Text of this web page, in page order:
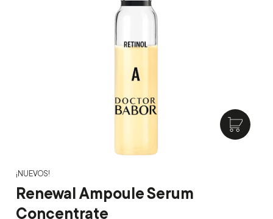
¡NUEVOS!
Renewal Ampoule Serum
Concentrate